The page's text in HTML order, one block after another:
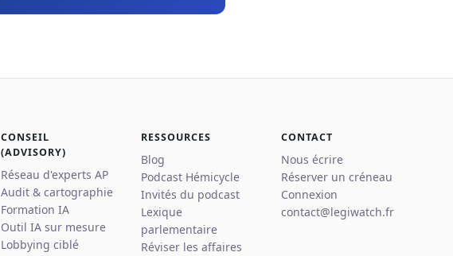
CONSEIL
(ADVISORY)
Réseau d'experts AP
Audit & cartographie
Formation IA
Outil IA sur mesure
Lobbying ciblé
RESSOURCES
Blog
Podcast Hémicycle
Invités du podcast
Lexique
parlementaire
Réviser les affaires
CONTACT
Nous écrire
Réserver un créneau
Connexion
contact@legiwatch.fr